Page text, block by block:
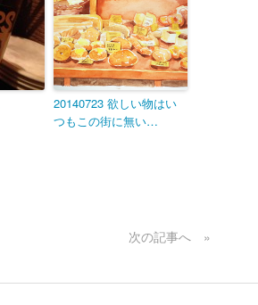
20140723 欲しい物はい
つもこの街に無い…
次の記事へ »